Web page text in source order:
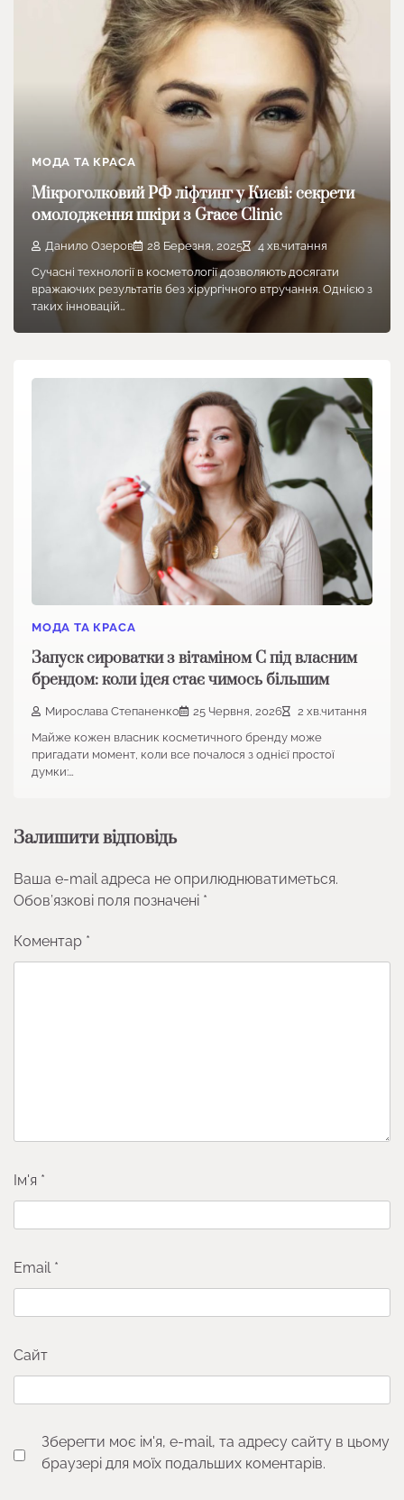
МОДА ТА КРАСА
Мікроголковий РФ ліфтинг у Києві: секрети
омолодження шкіри з Grace Clinic
Данило Озеров 28 Березня, 2025
4 хв.читання
Сучасні технології в косметології дозволяють досягати
вражаючих результатів без хірургічного втручання. Однією з
таких інновацій…
МОДА ТА КРАСА
Запуск сироватки з вітаміном С під власним
брендом: коли ідея стає чимось більшим
Мирослава Степаненко 25 Червня, 2026
2 хв.читання
Майже кожен власник косметичного бренду може
пригадати момент, коли все почалося з однієї простої
думки:…
Залишити відповідь
Ваша e-mail адреса не оприлюднюватиметься.
Обов’язкові поля позначені *
Коментар *
Ім'я *
Email *
Сайт
Зберегти моє ім'я, e-mail, та адресу сайту в цьому
браузері для моїх подальших коментарів.